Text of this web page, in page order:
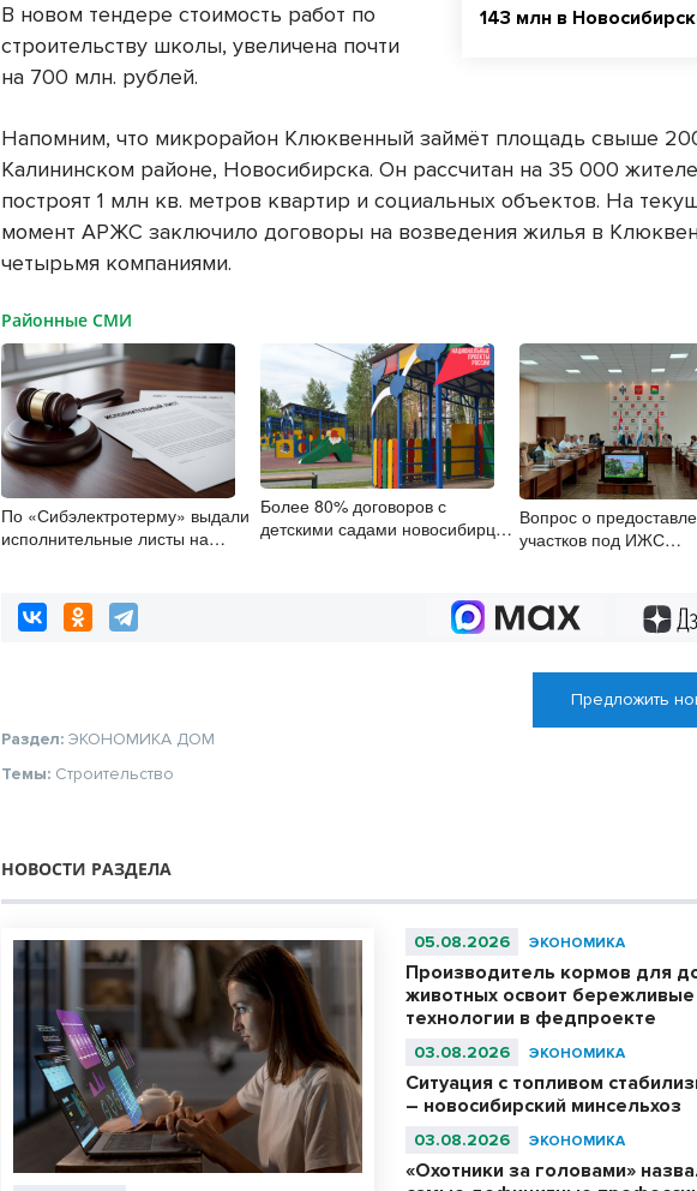
143 млн в
В новом тендере стоимость работ по
строительству школы, увеличена почти
на 700 млн. рублей.
Напомним, что микрорайон Клюквенный займёт площадь свыше
Калининском районе, Новосибирска. Он рассчитан на 35 000
построят 1 млн кв. метров квартир и социальных объектов. На
момент АРЖС заключило договоры на возведения жилья в
четырьмя компаниями.
Районные СМИ
По «Сибэлектротерму» выдали
исполнительные листы на
Более 80% договоров с
детскими садами новосибирцы
Вопрос о
участков под ИЖС
Предложить
Раздел:ЭКОНОМИКА ДОМ
Темы: Строительство
НОВОСТИ РАЗДЕЛА
05.08.2026 ЭКОНОМИКА
Производитель кормов для
животных освоит бережливые
технологии в федпроекте
03.08.2026 ЭКОНОМИКА
Ситуация с топливом
– новосибирский минсельхоз
03.08.2026 ЭКОНОМИКА
«Охотники за головами»